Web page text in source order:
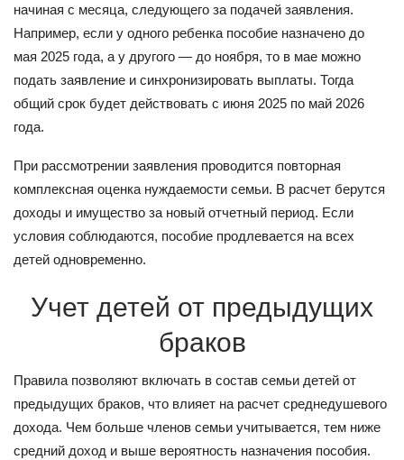
начиная с месяца, следующего за подачей заявления.
Например, если у одного ребенка пособие назначено до
мая 2025 года, а у другого — до ноября, то в мае можно
подать заявление и синхронизировать выплаты. Тогда
общий срок будет действовать с июня 2025 по май 2026
года.
При рассмотрении заявления проводится повторная
комплексная оценка нуждаемости семьи. В расчет берутся
доходы и имущество за новый отчетный период. Если
условия соблюдаются, пособие продлевается на всех
детей одновременно.
Учет детей от предыдущих
браков
Правила позволяют включать в состав семьи детей от
предыдущих браков, что влияет на расчет среднедушевого
дохода. Чем больше членов семьи учитывается, тем ниже
средний доход и выше вероятность назначения пособия.